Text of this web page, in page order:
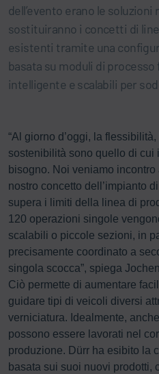
dell’evento erano le
sostituiranno i concetti di
esistenti tramite una
basata su moduli di
intelligente e scalabili per
“Al giorno d’oggi, la
sostenibilità sono quello di cui
bisogno. Noi veniamo incontro
nostro concetto dell’impianto
supera i limiti della linea di
120 operazioni singole
scalabili o piccole sezioni, in
precisamente coordinato a
singola scocca”, spiega
Ciò permette di aumentare
guidare tipi di veicoli diversi
verniciatura. Idealmente,
possono essere lavorati nel
produzione. Dürr ha esibito la
basata sui suoi nuovi prodotti,